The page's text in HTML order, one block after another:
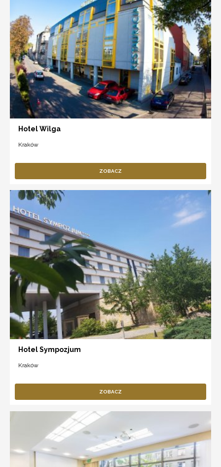
Hotel Wilga
Kraków
ZOBACZ
Hotel Sympozjum
Kraków
ZOBACZ